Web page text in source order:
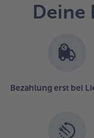
Deine
Bezahlung erst bei